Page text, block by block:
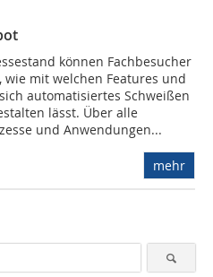
können Fachbesucher
wie mit welchen Features und
automatisiertes Schweißen
lässt. Über alle
und Anwendungen...
mehr